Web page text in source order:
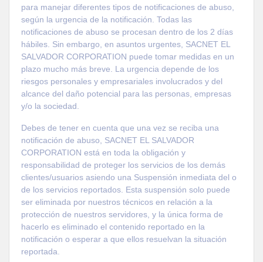
para manejar diferentes tipos de notificaciones de abuso,
según la urgencia de la notificación. Todas las
notificaciones de abuso se procesan dentro de los 2 días
hábiles. Sin embargo, en asuntos urgentes, SACNET EL
SALVADOR CORPORATION puede tomar medidas en un
plazo mucho más breve. La urgencia depende de los
riesgos personales y empresariales involucrados y del
alcance del daño potencial para las personas, empresas
y/o la sociedad.
Debes de tener en cuenta que una vez se reciba una
notificación de abuso, SACNET EL SALVADOR
CORPORATION está en toda la obligación y
responsabilidad de proteger los servicios de los demás
clientes/usuarios asiendo una Suspensión inmediata del o
de los servicios reportados. Esta suspensión solo puede
ser eliminada por nuestros técnicos en relación a la
protección de nuestros servidores, y la única forma de
hacerlo es eliminado el contenido reportado en la
notificación o esperar a que ellos resuelvan la situación
reportada.